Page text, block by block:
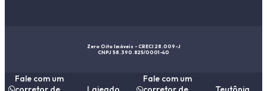
Fale com um
Fale com um
Zero Oito Imóveis - CRECI 28.009-J
CNPJ 58.390.825/0001-40